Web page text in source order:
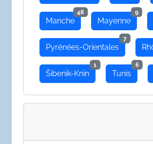
Manche
48
Mayenne
9
Pyrénées-Orientales
7
Šibenik-Knin
1
Tunis
6